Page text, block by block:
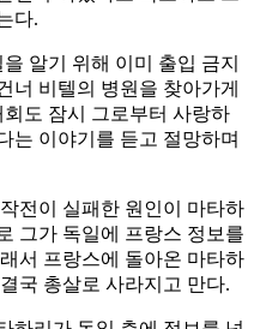
다.
알기 위해 이미 출입 금지
너 비텔의 병원을 찾아가게
도 잠시 그로부터 사랑하
는 이야기를 듣고 절망하며
전이 실패한 원인이 마타하
그가 독일에 프랑스 정보를
서 프랑스에 돌아온 마타하
국 총살로 사라지고 만다.